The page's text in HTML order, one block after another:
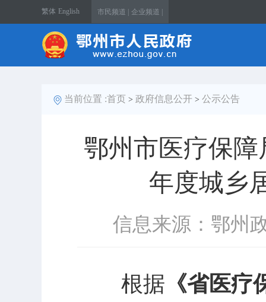
繁体 English 市民频道 | 企业频道 |
当前位置 :首页 > 政府信息公开 > 公示公告
鄂州市医疗保
年度城乡
信息来源：鄂州
根据 《省医疗